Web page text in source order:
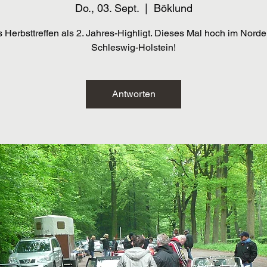
Do., 03. Sept.
  |
Böklund
Herbsttreffen als 2. Jahres-Highligt. Dieses Mal hoch im
Schleswig-Holstein!
Antworten